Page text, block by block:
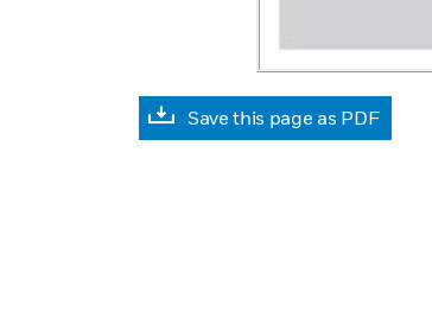
Save this page as PDF